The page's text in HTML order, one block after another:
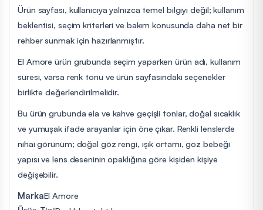
Ürün sayfası, kullanıcıya yalnızca temel bilgiyi değil; kullanım
beklentisi, seçim kriterleri ve bakım konusunda daha net bir
rehber sunmak için hazırlanmıştır.
El Amore ürün grubunda seçim yaparken ürün adı, kullanım
süresi, varsa renk tonu ve ürün sayfasındaki seçenekler
birlikte değerlendirilmelidir.
Bu ürün grubunda ela ve kahve geçişli tonlar, doğal sıcaklık
ve yumuşak ifade arayanlar için öne çıkar. Renkli lenslerde
nihai görünüm; doğal göz rengi, ışık ortamı, göz bebeği
yapısı ve lens deseninin opaklığına göre kişiden kişiye
değişebilir.
MarkaEl Amore